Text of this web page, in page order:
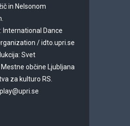
in Nelsonom
International Dance
/ idto.upri.se
Svet
občine Ljubljana
za kulturo RS.